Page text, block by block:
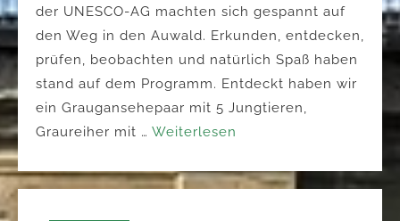
der UNESCO-AG machten sich gespannt auf
den Weg in den Auwald. Erkunden, entdecken,
prüfen, beobachten und natürlich Spaß haben
stand auf dem Programm. Entdeckt haben wir
ein Graugansehepaar mit 5 Jungtieren,
Graureiher mit … Weiterlesen